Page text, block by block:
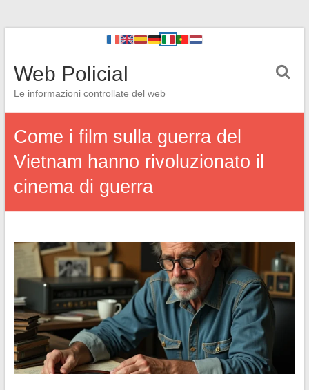
Web Policial
Le informazioni controllate del web
Come i film sulla guerra del
Vietnam hanno rivoluzionato il
cinema di guerra